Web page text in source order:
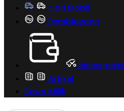
Cari Mobil
Pembiayaan
MoInspeksi
Artikel
Sewa Milik